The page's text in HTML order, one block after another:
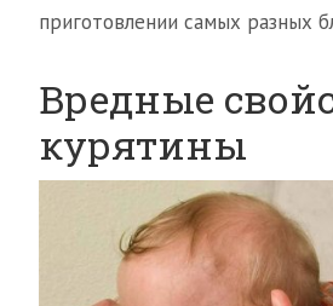
приготовлении самых разных
Вредные
курятины